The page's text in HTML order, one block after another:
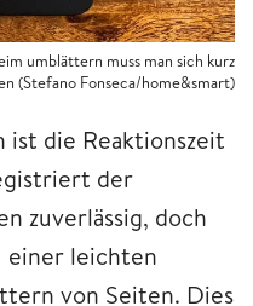
umblättern muss man sich kurz
(Stefano Fonseca/home&smart)
ist die Reaktionszeit
der
zuverlässig, doch
einer leichten
von Seiten. Dies